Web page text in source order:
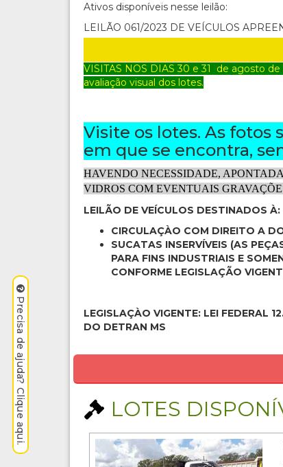
Ativos disponíveis nesse leilão:
LEILÃO 061/2023 DE VEÍCULOS
VISITAS NOS DIAS 30 e 31 de agosto de
avaliação visual dos lotes.
Visite os lotes. As fotos
em que se encontra,
HAVENDO NECESSIDADE,
VIDROS COM EVENTUAIS
LEILÃO DE VEÍCULOS DESTINADOS À:
CIRCULAÇÀO COM DIREITO A
SUCATAS INSERVÍVEIS (AS
PARA FINS INDUSTRIAIS E
CONFORME LEGISLAÇÃO
LEGISLAÇÀO VIGENTE: LEI FEDERAL
DO DETRAN MS
LOTES
Precisa de ajuda? Clique aqui.